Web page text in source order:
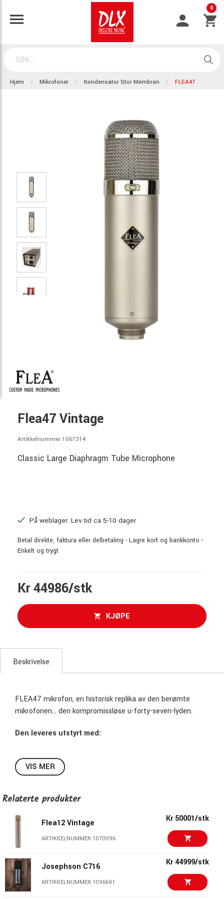
0
Hjem Mikrofoner Kondensator Stor Membran FLEA47
Flea47 Vintage
Artikkelnummer 1067314
Classic Large Diaphragm Tube Microphone
På weblager. Lev.tid ca 5-10 dager
Betal direkte, faktura eller delbetaling - Lagre kort og bankkonto -
Enkelt og trygt
Kr 44986/stk
KJØPE
Beskrivelse
FLEA47 mikrofon, en historisk replika av den berømte
mikrofonen… den kompromissløse u-forty-seven-lyden.
Den leveres utstyrt med:
Standard: F7 Capsule, vår presise replika av den ikoniske
Valgfritt: F47 Capsule, en nøyaktig kopi av den
respekterte K47-kapselen, tilgjengelig uten ekstra
kostnad.
Transformer
En trofast replika av den klassiske BV8-transformeren.
VIS MER
Relaterte produkter
Flea12 Vintage
ARTIKKELNUMMER 1070096
Kr 50001/stk
Josephson C716
ARTIKKELNUMMER 1096691
Kr 44999/stk